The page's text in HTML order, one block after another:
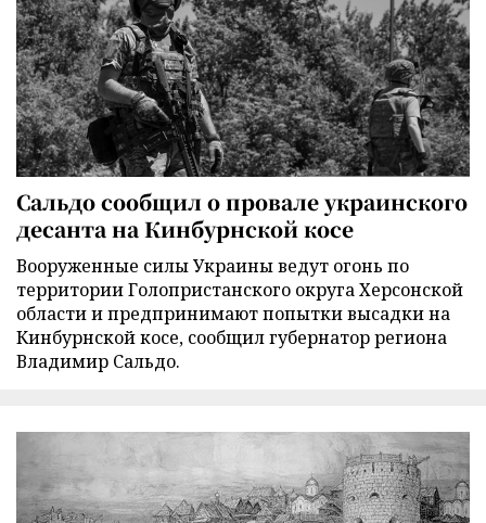
Сальдо сообщил о провале украинского
десанта на Кинбурнской косе
Вооруженные силы Украины ведут огонь по
территории Голопристанского округа Херсонской
области и предпринимают попытки высадки на
Кинбурнской косе, сообщил губернатор региона
Владимир Сальдо.